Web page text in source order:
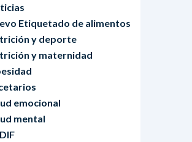
Etiquetado de alimentos
y deporte
y maternidad
emocional
mental